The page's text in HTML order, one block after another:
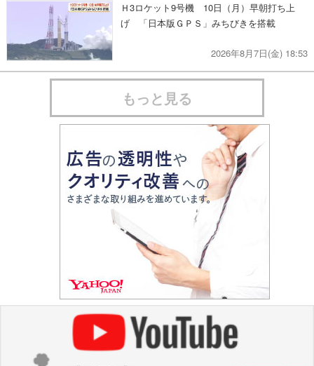
Ｈ3ロケット9号機 10日（月）早朝打ち上
げ 「日本版ＧＰＳ」みちびきを搭載
2026年8月7日(金) 18:53
もっと見る